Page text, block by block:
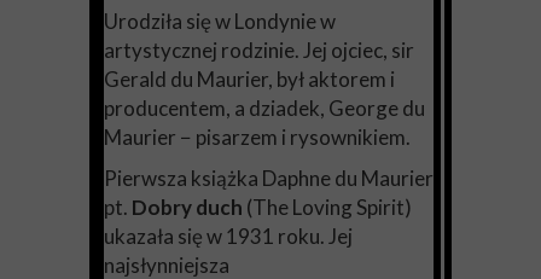
Urodziła się w Londynie w
artystycznej rodzinie. Jej ojciec, sir
Gerald du Maurier, był aktorem i
producentem, a dziadek, George du
Maurier − pisarzem i rysownikiem.
Pierwsza książka Daphne du Maurier
pt. Dobry duch (The Loving Spirit)
ukazała się w 1931 roku. Jej
najsłynniejsza